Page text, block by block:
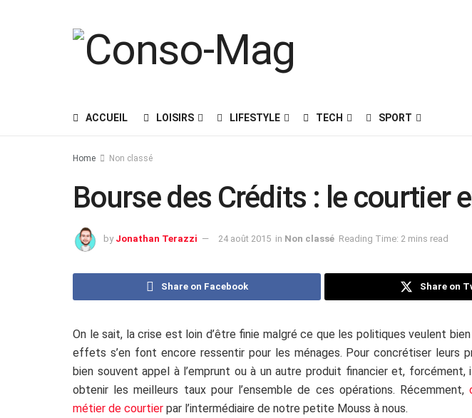
ACCUEIL LOISIRS LIFESTYLE TECH SPORT
Home Non classé
Bourse des Crédits : le courtier
by Jonathan Terazzi 24 août 2015 in Non classé Reading Time: 2 mins read
Share on Facebook Share on
On le sait, la crise est loin d’être finie malgré ce que les politiques veulent bien
effets s’en font encore ressentir pour les ménages. Pour concrétiser leurs
bien souvent appel à l’emprunt ou à un autre produit financier et,
obtenir les meilleurs taux pour l’ensemble de ces opérations. Récemment,
métier de courtier par l’intermédiaire de notre petite Mouss à nous.